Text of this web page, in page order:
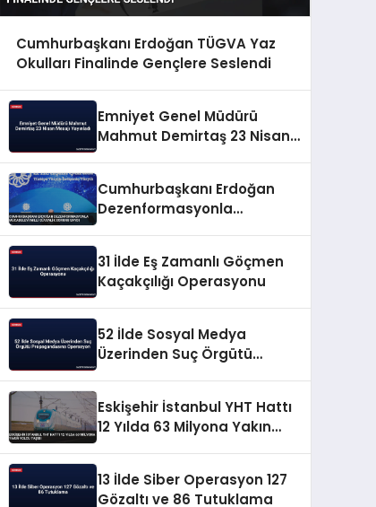
Cumhurbaşkanı Erdoğan TÜGVA Yaz
Okulları Finalinde Gençlere Seslendi
Emniyet Genel Müdürü
Mahmut Demirtaş 23 Nisan
Cumhurbaşkanı Erdoğan
Dezenformasyonla
31 İlde Eş Zamanlı Göçmen
Kaçakçılığı Operasyonu
52 İlde Sosyal Medya
Üzerinden Suç Örgütü
Eskişehir İstanbul YHT Hattı
12 Yılda 63 Milyona Yakın
13 İlde Siber Operasyon 127
Gözaltı ve 86 Tutuklama